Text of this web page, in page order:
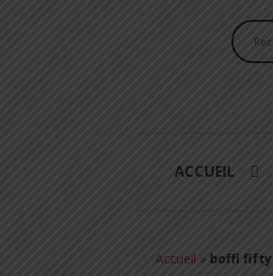
ACCUEIL
Accueil » boffi fifty